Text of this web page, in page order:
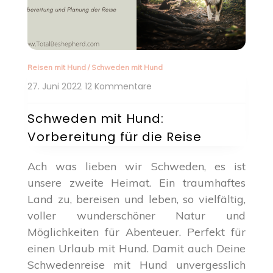
Reisen mit Hund / Schweden mit Hund
27. Juni 2022 12 Kommentarezu
mit
Hund:
Vorbereitung
die
Schweden mit Hund:
Vorbereitung für die Reise
Ach was lieben wir Schweden, es ist
unsere zweite Heimat. Ein traumhaftes
Land zu, bereisen und leben, so vielfältig,
voller wunderschöner Natur und
Möglichkeiten für Abenteuer. Perfekt für
einen Urlaub mit Hund. Damit auch Deine
Schwedenreise mit Hund unvergesslich